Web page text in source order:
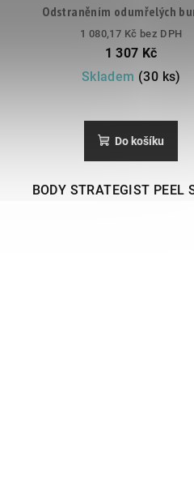
Odstraněním odumřelých
povrchu pokožky, podporuje
a okysličení. Získáte hedvábně
obnovenou a maximálně
1 080,17 Kč bez DPH
1 307 Kč
Skladem (30 ks)
Do košíku
BODY STRATEGIST PEEL